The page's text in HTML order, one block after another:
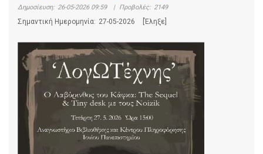
Δημοσίευση: 26-05-2026 09:59 | Προβολές: 2149
Σημαντική Ημερομηνία: 27-05-2026 [Έληξε]